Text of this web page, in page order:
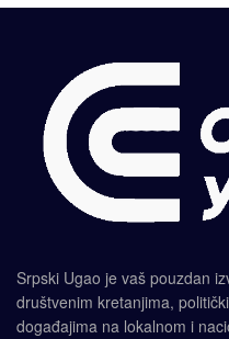
Srpski Ugao je vaš pouzdan
društvenim kretanjima,
događajima na lokalnom i